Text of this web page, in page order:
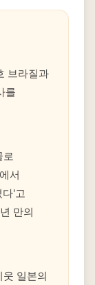
브라질과
를
로
서
'고
만의
일본의